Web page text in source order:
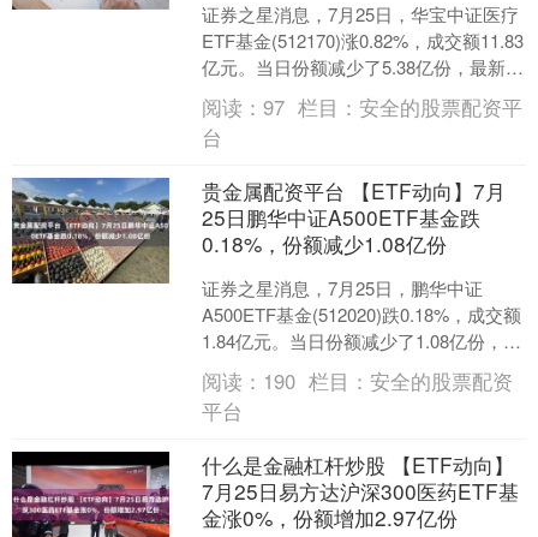
证券之星消息，7月25日，华宝中证医疗
ETF基金(512170)涨0.82%，成交额11.83
亿元。当日份额减少了5.38亿份，最新份
额为744.12亿份佛山炒....
阅读：97 栏目：安全的股票配资平
台
贵金属配资平台 【ETF动向】7月
25日鹏华中证A500ETF基金跌
0.18%，份额减少1.08亿份
证券之星消息，7月25日，鹏华中证
A500ETF基金(512020)跌0.18%，成交额
1.84亿元。当日份额减少了1.08亿份，最
新份额为29.54亿份，近2....
阅读： 190 栏目：安全的股票配资
平台
什么是金融杠杆炒股 【ETF动向】
7月25日易方达沪深300医药ETF基
金涨0%，份额增加2.97亿份